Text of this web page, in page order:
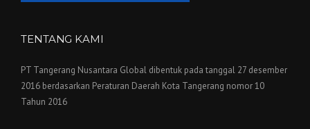
TENTANG KAMI
PT Tangerang Nusantara Global dibentuk pada tanggal 27 desember
2016 berdasarkan Peraturan Daerah Kota Tangerang nomor 10
Tahun 2016